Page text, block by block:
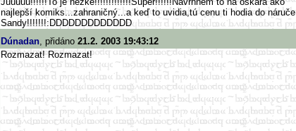
najlepší komiks...zahraničný...a keď to uvidia,tú cenu ti hodia do náruče
Sandy!!!!!!!:DDDDDDDDDDDDD
Dúnadan, přidáno 21.2. 2003 19:43:12
Rozmazat! Rozmazat!